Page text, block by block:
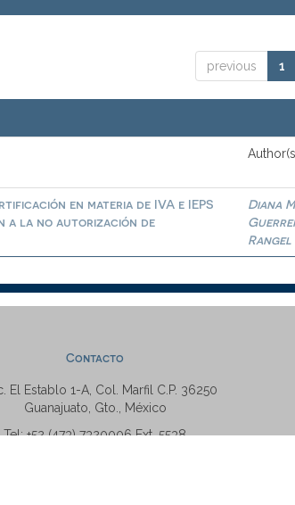
previous 1
en materia de IVA e IEPS
a la no autorización de
Diana
Rangel
Contacto
El Establo 1-A, Col. Marfil C.P. 36250
Guanajuato, Gto., México
Tel: +52 (473) 7320006 Ext. 5538